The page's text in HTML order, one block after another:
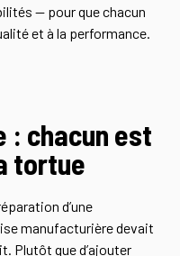
— pour que chacun
et à la performance.
: chacun est
tortue
d’une
manufacturière devait
Plutôt que d’ajouter